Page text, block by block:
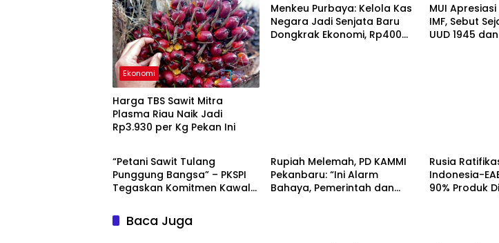
Ekonomi
Harga TBS Sawit Mitra
Plasma Riau Naik Jadi
Rp3.930 per Kg Pekan Ini
Menkeu Purbaya: Kelola Kas
Negara Jadi Senjata Baru
Dongkrak Ekonomi, Rp400
MUI
IMF, Sebut
UUD 1945
Ekonomi
“Petani Sawit Tulang
Punggung Bangsa” – PKSPI
Tegaskan Komitmen Kawal
Rupiah Melemah, PD KAMMI
Pekanbaru: “Ini Alarm
Bahaya, Pemerintah dan
Rusia
Indonesia-
90% Produk
Baca Juga